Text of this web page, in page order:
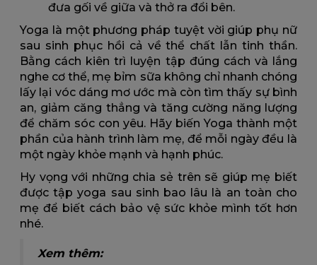
đưa gối về giữa và thở ra đổi bên.
Yoga là một phương pháp tuyệt vời giúp phụ nữ
sau sinh phục hồi cả về thể chất lẫn tinh thần.
Bằng cách kiên trì luyện tập đúng cách và lắng
nghe cơ thể, mẹ bỉm sữa không chỉ nhanh chóng
lấy lại vóc dáng mơ ước mà còn tìm thấy sự bình
an, giảm căng thẳng và tăng cường năng lượng
để chăm sóc con yêu. Hãy biến Yoga thành một
phần của hành trình làm mẹ, để mỗi ngày đều là
một ngày khỏe mạnh và hạnh phúc.
Hy vọng với những chia sẻ trên sẽ giúp mẹ biết
được tập yoga sau sinh bao lâu là an toàn cho
mẹ để biết cách bảo vệ sức khỏe mình tốt hơn
nhé.
Xem thêm: